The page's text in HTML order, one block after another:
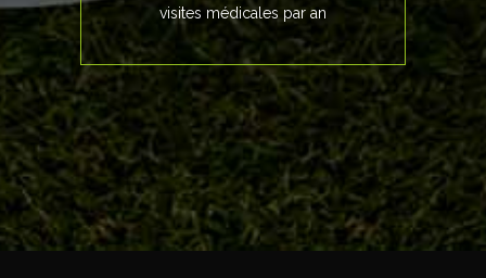
visites médicales par an